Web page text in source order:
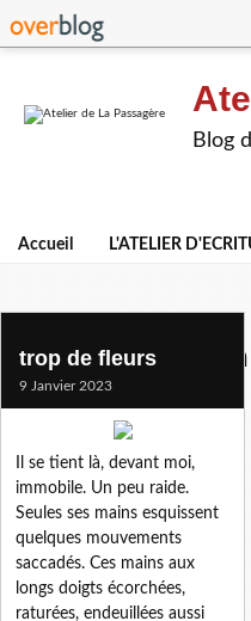
Blog
Accueil L'ATELIER
dominique olsenn
trop de fleurs
9 Janvier 2023
Il se tient là, devant moi,
immobile. Un peu raide.
Seules ses mains esquissent
quelques mouvements
saccadés. Ces mains aux
longs doigts écorchées,
raturées, endeuillées aussi